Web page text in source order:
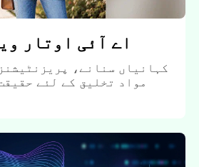
اے آئی اوتار
کہانیاں سنانے،
مواد تخلیق کے لئے